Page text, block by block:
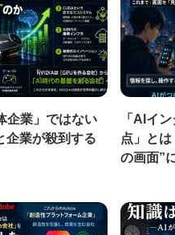
企業」ではない
企業が殺到する
「AIイ
点」と
の画面”